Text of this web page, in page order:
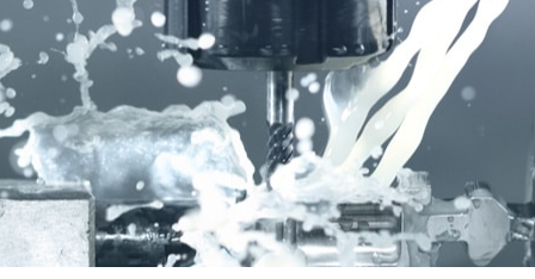
A propos
Bronze
Coussinets Autolubrifiants frittés